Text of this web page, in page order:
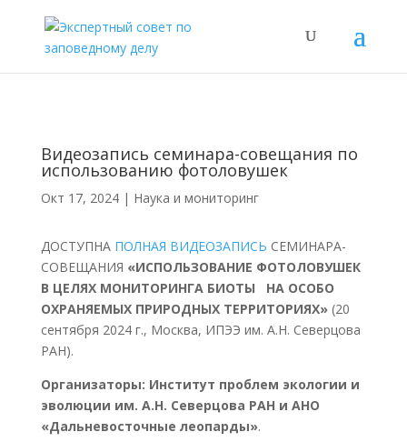
Видеозапись семинара-совещания по
использованию фотоловушек
Окт 17, 2024| Наука и мониторинг
ДОСТУПНА ПОЛНАЯ ВИДЕОЗАПИСЬ СЕМИНАРА-
СОВЕЩАНИЯ «ИСПОЛЬЗОВАНИЕ ФОТОЛОВУШЕК
В ЦЕЛЯХ МОНИТОРИНГА БИОТЫ НА ОСОБО
ОХРАНЯЕМЫХ ПРИРОДНЫХ ТЕРРИТОРИЯХ» (20
сентября 2024 г., Москва, ИПЭЭ им. А.Н. Северцова
РАН).
Организаторы: Институт проблем экологии и
эволюции им. А.Н. Северцова РАН и АНО
«Дальневосточные леопарды».